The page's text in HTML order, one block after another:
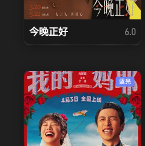
今晚正好 6.0
蓝光